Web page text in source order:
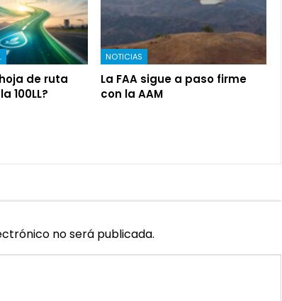
de ruta
100LL?
NOTICIAS
La FAA sigue a paso firme
con la AAM
no será publicada.